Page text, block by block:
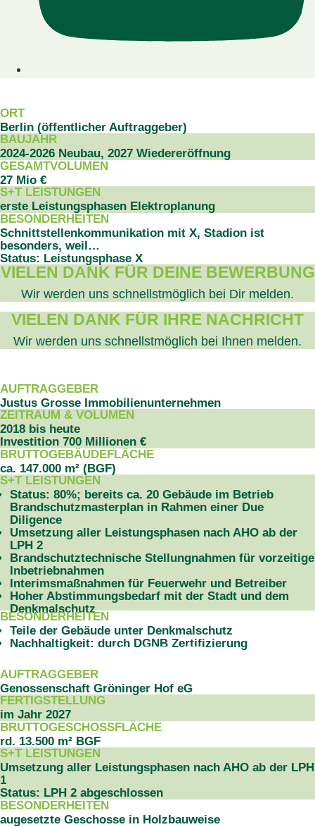
ORT
Berlin (öffentlicher Auftraggeber)
BAUJAHR
2024-2026 Neubau, 2027 Wiedereröffnung
GESAMTVOLUMEN
27 Mio €
S+T LEISTUNGEN
erste Leistungsphasen Elektroplanung
BESONDERHEITEN
Schnittstellenkommunikation mit X, Stadion ist
besonders, weil…
Status: Leistungsphase X
VIELEN DANK FÜR DEINE BEWERBUNG
Wir werden uns schnellstmöglich bei Dir melden.
VIELEN DANK FÜR IHRE NACHRICHT
Wir werden uns schnellstmöglich bei Ihnen melden.
AUFTRAGGEBER
Justus Grosse Immobilienunternehmen
ZEITRAUM & VOLUMEN
2018 bis heute
Investition 700 Millionen €
BRUTTOGEBÄUDEFLÄCHE
ca. 147.000 m² (BGF)
S+T LEISTUNGEN
Status: 80%; bereits ca. 20 Gebäude im Betrieb
Brandschutzmasterplan in Rahmen einer Due
Diligence
Umsetzung aller Leistungsphasen nach AHO ab der
LPH 2
Brandschutztechnische Stellungnahmen für vorzeitige
Inbetriebnahmen
Interimsmaßnahmen für Feuerwehr und Betreiber
Hoher Abstimmungsbedarf mit der Stadt und dem
Denkmalschutz
BESONDERHEITEN
Teile der Gebäude unter Denkmalschutz
Nachhaltigkeit: durch DGNB Zertifizierung
PROJEKTDATEN
AUFTRAGGEBER
Genossenschaft Gröninger Hof eG
FERTIGSTELLUNG
im Jahr 2027
BRUTTOGESCHOSSFLÄCHE
rd. 13.500 m² BGF
S+T LEISTUNGEN
Umsetzung aller Leistungsphasen nach AHO ab der LPH
1
Status: LPH 2 abgeschlossen
BESONDERHEITEN
augesetzte Geschosse in Holzbauweise